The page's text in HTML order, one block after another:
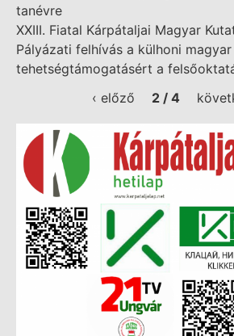
tanévre
XXIII. Fiatal Kárpátaljai Magyar
Pályázati felhívás a külhoni magyar
tehetségtámogatásért a
‹ előző
2 / 4